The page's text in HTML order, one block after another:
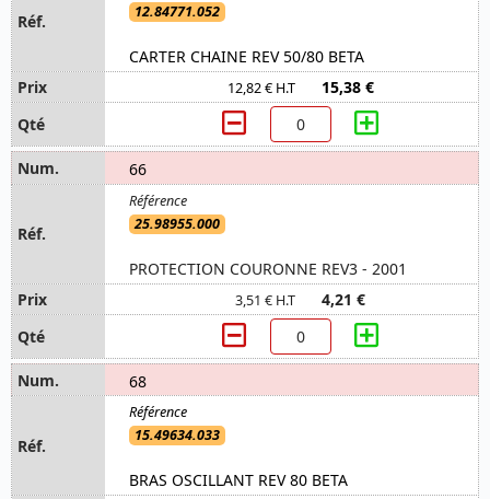
12.84771.052
CARTER CHAINE REV 50/80 BETA
12,82 € H.T 15,38 €
66
25.98955.000
PROTECTION COURONNE REV3 - 2001
3,51 € H.T 4,21 €
68
15.49634.033
BRAS OSCILLANT REV 80 BETA